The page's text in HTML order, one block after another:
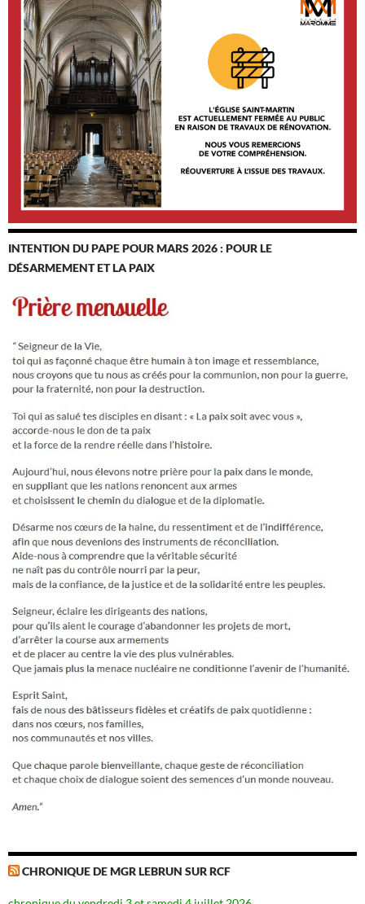
INTENTION DU PAPE POUR MARS 2026 : POUR LE
DÉSARMEMENT ET LA PAIX
CHRONIQUE DE MGR LEBRUN SUR RCF